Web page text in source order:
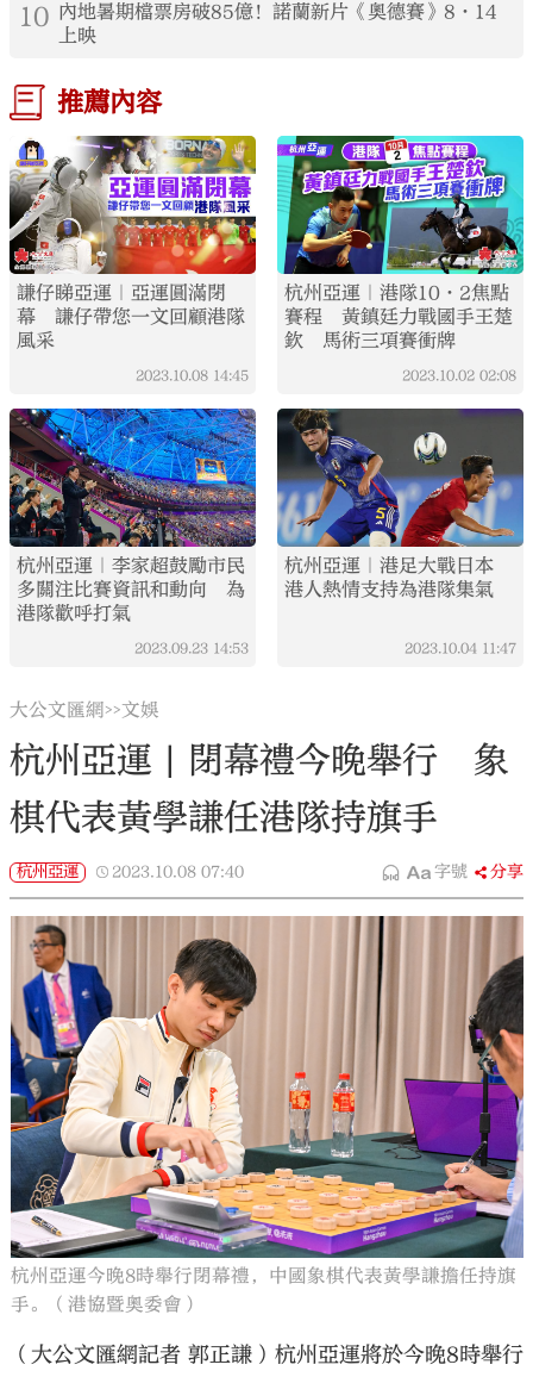
10 內地暑期檔票房破85億！諾蘭新片《奧德賽》8·14
上映
推薦內容
謙仔睇亞運｜亞運圓滿閉
幕 謙仔帶您一文回顧港隊
風采
2023.10.08 14:45
杭州亞運｜港隊10·2焦點
賽程 黃鎮廷力戰國手王楚
欽 馬術三項賽衝牌
2023.10.02 02:08
杭州亞運｜李家超鼓勵市民
多關注比賽資訊和動向 為
港隊歡呼打氣
2023.09.23 14:53
杭州亞運｜港足大戰日本
港人熱情支持為港隊集氣
2023.10.04 11:47
大公文匯網>>文娛
杭州亞運 | 閉幕禮今晚舉行 象
棋代表黃學謙任港隊持旗手
杭州亞運 2023.10.08 07:40 字號 分享
杭州亞運今晚8時舉行閉幕禮，中國象棋代表黃學謙擔任持旗
手。（港協暨奧委會）
（大公文匯網記者 郭正謙）杭州亞運將於今晚8時舉行